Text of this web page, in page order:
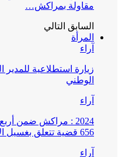
مقاولة بمراكش…
السابق التالي
المرأة
آراء
زيارة استطلاعية للمدير
الوطني
آراء
2024 : مراكش ضمن
656 قضية تتعلق بغسيل الأموال
آراء